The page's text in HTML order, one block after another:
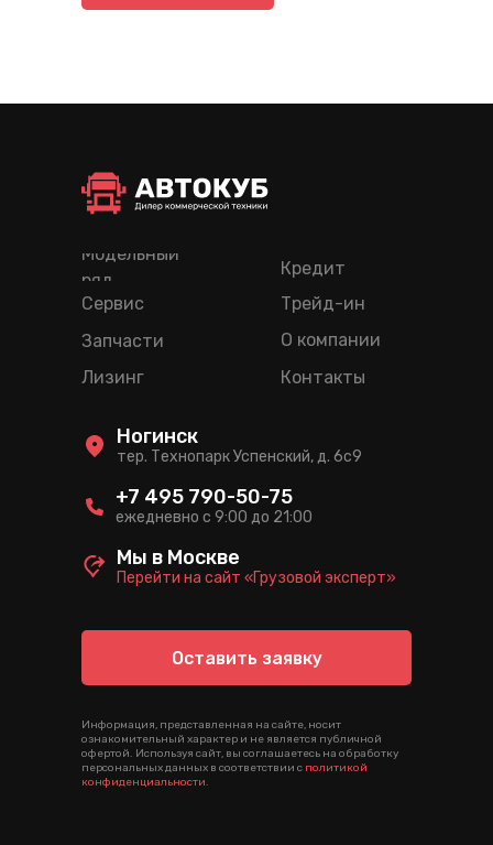
Лизинг
Кредит
Трейд-ин
Модельный
ряд
Сервис
Запчасти
О компании
Контакты
Оставить заявку
Информация, представленная на сайте, носит
ознакомительный характер и не является публичной
офертой. Используя сайт, вы соглашаетесь на обработку
персональных данных в соответствии с политикой
конфиденциальности.
тер. Технопарк Успенский, д. 6c9
Ногинск
ежедневно с 9:00 до 21:00
+7 495 790-50-75
Перейти на сайт «Грузовой эксперт»
Мы в Москве